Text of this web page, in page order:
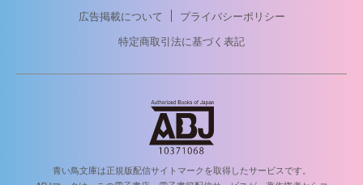
広告掲載について
プライバシーポリシー
特定商取引法に基づく表記
青い鳥文庫は正規版配信サイトマークを取得したサービスです。